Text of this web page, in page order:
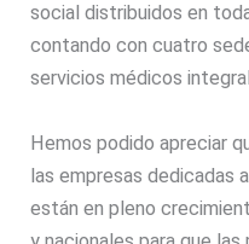
social distribuidos en
contando con cuatro
servicios médicos
Hemos podido apreciar
las empresas dedicadas
están en pleno